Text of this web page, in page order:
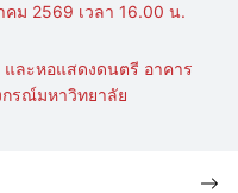
คม 2569 เวลา 16.00 น.
ละหอแสดงดนตรี อาคาร
รณ์มหาวิทยาลัย